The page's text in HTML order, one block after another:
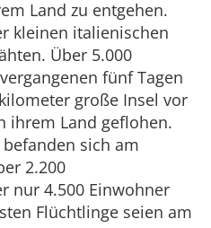
Land zu entgehen.
kleinen italienischen
Über 5.000
fünf Tagen
große Insel vor
ihrem Land geflohen.
sich am
2.200
nur 4.500 Einwohner
Flüchtlinge seien am